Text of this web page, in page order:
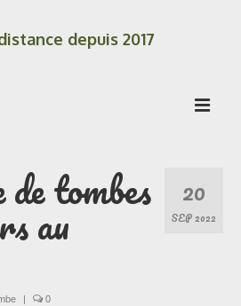
depuis 2017
20
SEP 2022
tombes
au
0